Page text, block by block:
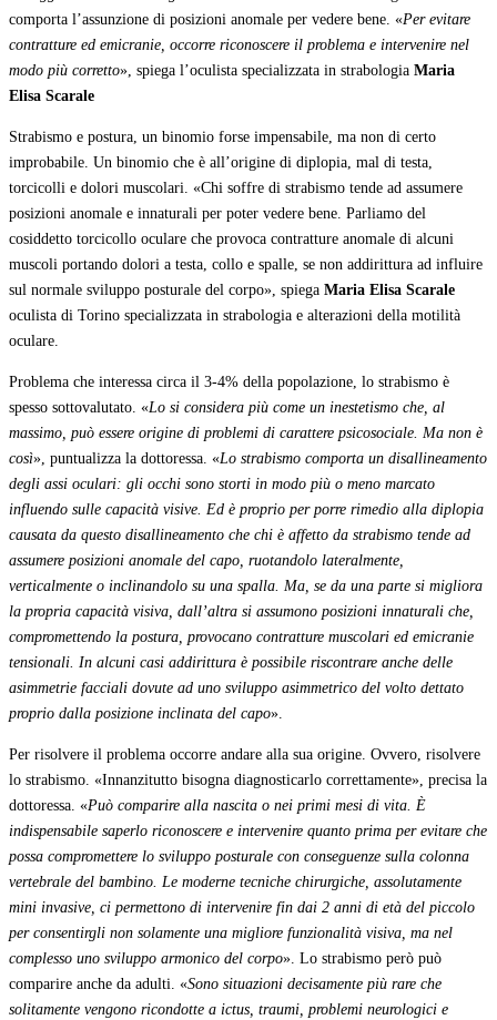
comporta l’assunzione di posizioni anomale per vedere bene. «Per evitare
contratture ed emicranie, occorre riconoscere il problema e intervenire nel
modo più corretto», spiega l’oculista specializzata in strabologia Maria
Elisa Scarale
Strabismo e postura, un binomio forse impensabile, ma non di certo
improbabile. Un binomio che è all’origine di diplopia, mal di testa,
torcicolli e dolori muscolari. «Chi soffre di strabismo tende ad assumere
posizioni anomale e innaturali per poter vedere bene. Parliamo del
cosiddetto torcicollo oculare che provoca contratture anomale di alcuni
muscoli portando dolori a testa, collo e spalle, se non addirittura ad influire
sul normale sviluppo posturale del corpo», spiega Maria Elisa Scarale
oculista di Torino specializzata in strabologia e alterazioni della motilità
oculare.
Problema che interessa circa il 3-4% della popolazione, lo strabismo è
spesso sottovalutato. «Lo si considera più come un inestetismo che, al
massimo, può essere origine di problemi di carattere psicosociale. Ma non è
così», puntualizza la dottoressa. «Lo strabismo comporta un disallineamento
degli assi oculari: gli occhi sono storti in modo più o meno marcato
influendo sulle capacità visive. Ed è proprio per porre rimedio alla diplopia
causata da questo disallineamento che chi è affetto da strabismo tende ad
assumere posizioni anomale del capo, ruotandolo lateralmente,
verticalmente o inclinandolo su una spalla. Ma, se da una parte si migliora
la propria capacità visiva, dall’altra si assumono posizioni innaturali che,
compromettendo la postura, provocano contratture muscolari ed emicranie
tensionali. In alcuni casi addirittura è possibile riscontrare anche delle
asimmetrie facciali dovute ad uno sviluppo asimmetrico del volto dettato
proprio dalla posizione inclinata del capo».
Per risolvere il problema occorre andare alla sua origine. Ovvero, risolvere
lo strabismo. «Innanzitutto bisogna diagnosticarlo correttamente», precisa la
dottoressa. «Può comparire alla nascita o nei primi mesi di vita. È
indispensabile saperlo riconoscere e intervenire quanto prima per evitare che
possa compromettere lo sviluppo posturale con conseguenze sulla colonna
vertebrale del bambino. Le moderne tecniche chirurgiche, assolutamente
mini invasive, ci permettono di intervenire fin dai 2 anni di età del piccolo
per consentirgli non solamente una migliore funzionalità visiva, ma nel
complesso uno sviluppo armonico del corpo». Lo strabismo però può
comparire anche da adulti. «Sono situazioni decisamente più rare che
solitamente vengono ricondotte a ictus, traumi, problemi neurologici e